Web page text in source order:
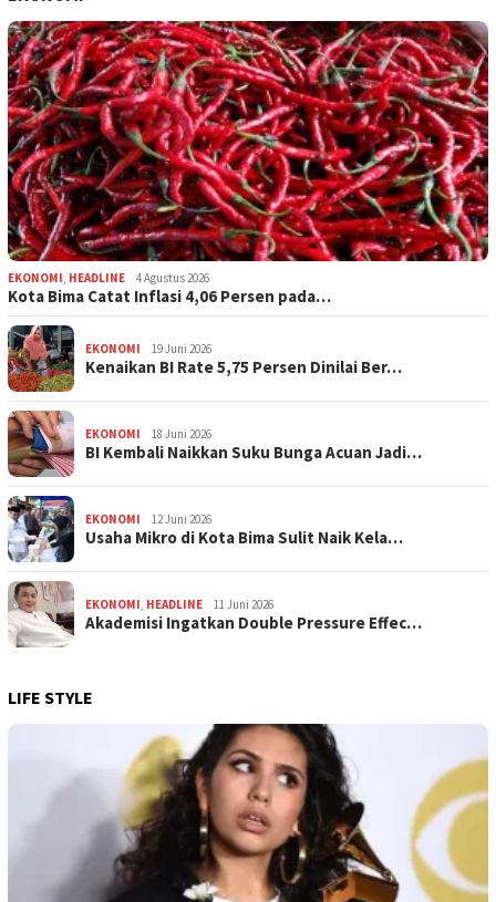
EKONOMI, HEADLINE 4 Agustus 2026
Kota Bima Catat Inflasi 4,06 Persen pada…
EKONOMI 19 Juni 2026
Kenaikan BI Rate 5,75 Persen Dinilai Ber…
EKONOMI 18 Juni 2026
BI Kembali Naikkan Suku Bunga Acuan Jadi…
EKONOMI 12 Juni 2026
Usaha Mikro di Kota Bima Sulit Naik Kela…
EKONOMI, HEADLINE 11 Juni 2026
Akademisi Ingatkan Double Pressure Effec…
LIFE STYLE